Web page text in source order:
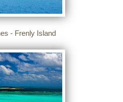
- Frenly Island